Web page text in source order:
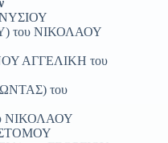
του ΝΙΚΟΛΑΟΥ
ΑΓΓΕΛΙΚΗ του
του
ΝΙΚΟΛΑΟΥ